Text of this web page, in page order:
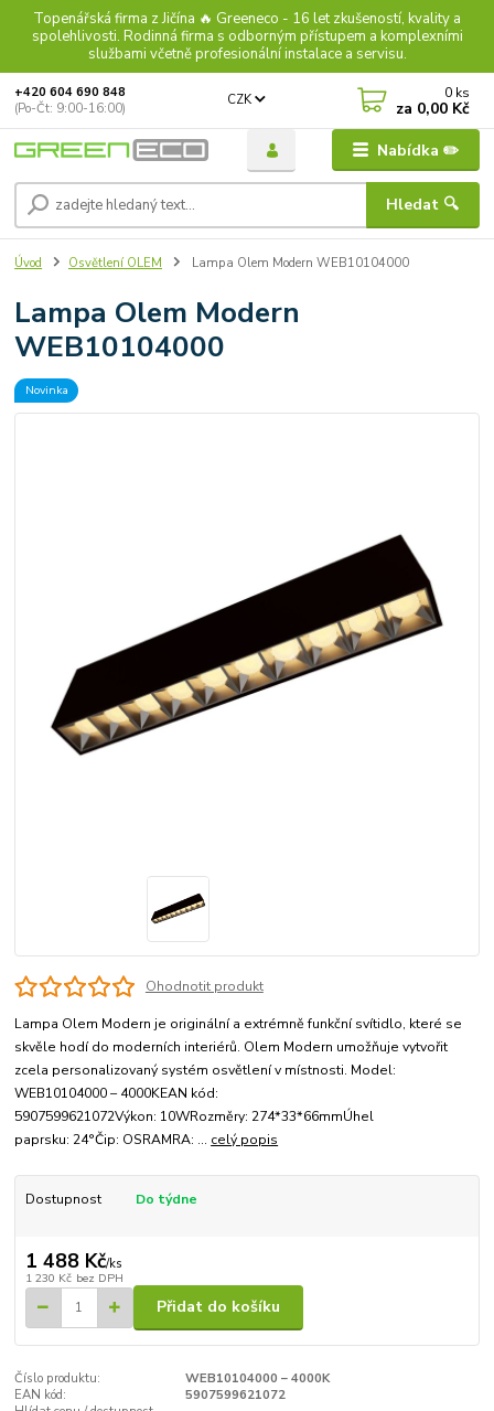
Topenářská firma z Jičína 🔥 Greeneco - 16 let zkušeností, kvality a
spolehlivosti. Rodinná firma s odborným přístupem a komplexními
službami včetně profesionální instalace a servisu.
Nabídka ✏️
CZK
Hledat 🔍
+420 604 690 848
(Po-Čt: 9:00-16:00)
0 ks
za 0,00 Kč
Úvod Osvětlení OLEM Lampa Olem Modern WEB10104000
Lampa Olem Modern
WEB10104000
Novinka
Ohodnotit produkt
Lampa Olem Modern je originální a extrémně funkční svítidlo, které se
skvěle hodí do moderních interiérů. Olem Modern umožňuje vytvořit
zcela personalizovaný systém osvětlení v místnosti. Model:
WEB10104000 – 4000KEAN kód:
5907599621072Výkon: 10WRozměry: 274*33*66mmÚhel
paprsku: 24°Čip: OSRAMRA: ... celý popis
Dostupnost Do týdne
1 488 Kč/ks
1 230 Kč bez DPH
Přidat do košíku
Číslo produktu:
WEB10104000 – 4000K
EAN kód:
5907599621072